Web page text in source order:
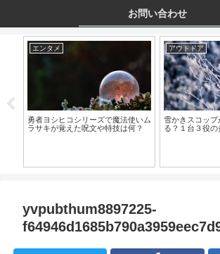
お問い合わせ
アウトドア
雪かきスコップが軽量に車載でき
る？１台３役の多機能がスゴい！
エンタメ
りんご娘のメン
はどこ？在学中
yvpubthum8897225-